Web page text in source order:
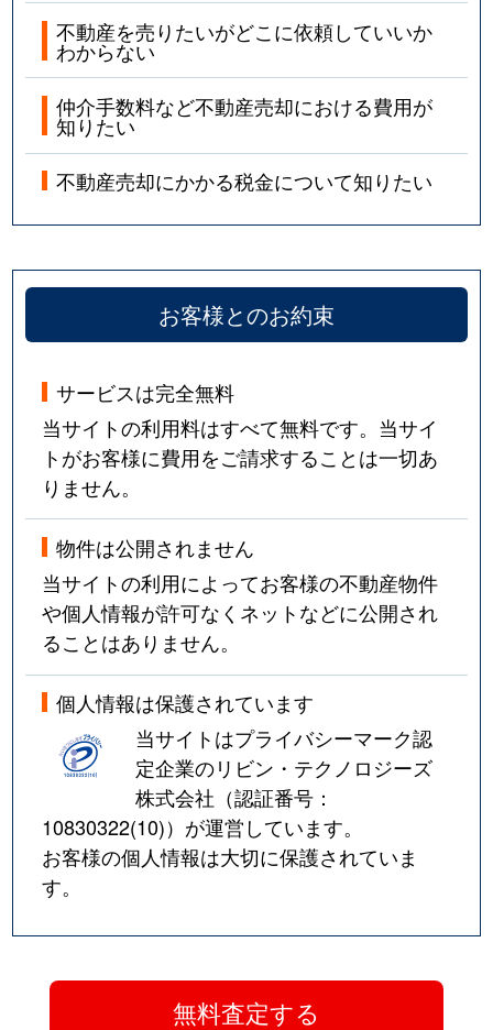
不動産を売りたいがどこに依頼していいか
わからない
仲介手数料など不動産売却における費用が
知りたい
不動産売却にかかる税金について知りたい
お客様とのお約束
サービスは完全無料
当サイトの利用料はすべて無料です。当サイ
トがお客様に費用をご請求することは一切あ
りません。
物件は公開されません
当サイトの利用によってお客様の不動産物件
や個人情報が許可なくネットなどに公開され
ることはありません。
個人情報は保護されています
当サイトはプライバシーマーク認
定企業のリビン・テクノロジーズ
株式会社（認証番号：
10830322(10)）が運営しています。
お客様の個人情報は大切に保護されていま
す。